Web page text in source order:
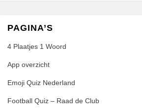
PAGINA’S
4 Plaatjes 1 Woord
App overzicht
Emoji Quiz Nederland
Football Quiz – Raad de Club